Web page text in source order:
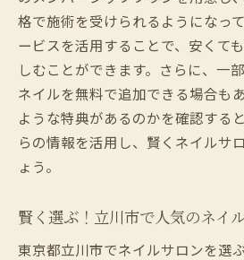
し
ネイル初心者必見！立川市
ロンガイド
初心者に優しい立川市の
安心して通えるサロンの
初めてのネイルサロン選
ン
格で施術を受けられるようになっ
ービスを活用することで、安くて
しむことができます。さらに、一
ネイルを無料で追加できる場合も
ような特典があるのかを確認する
らの情報を活用し、賢くネイルサ
ょう。
賢く選ぶ！立川市で人気のネイ
東京都立川市でネイルサロンを選